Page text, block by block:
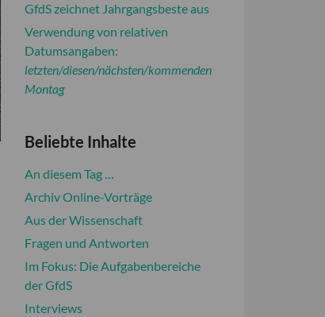
GfdS zeichnet Jahrgangsbeste aus
Verwendung von relativen
Datumsangaben:
letzten/diesen/nächsten/kommenden
Montag
Beliebte Inhalte
An diesem Tag …
Archiv Online-Vorträge
Aus der Wissenschaft
Fragen und Antworten
Im Fokus: Die Aufgabenbereiche
der GfdS
Interviews